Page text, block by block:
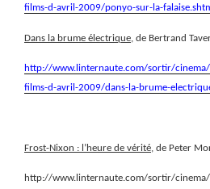
films-d-avril-2009/ponyo-sur-la-
Dans la brume électrique, de Bertrand
http://www.linternaute.com/sortir/
films-d-avril-2009/dans-la-brume-
Frost-Nixon : l’heure de vérité, de Peter
http://www.linternaute.com/sortir/